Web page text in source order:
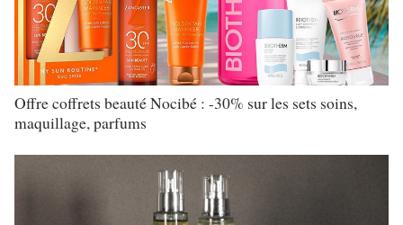
Offre coffrets beauté Nocibé : -30% sur les sets soins,
maquillage, parfums